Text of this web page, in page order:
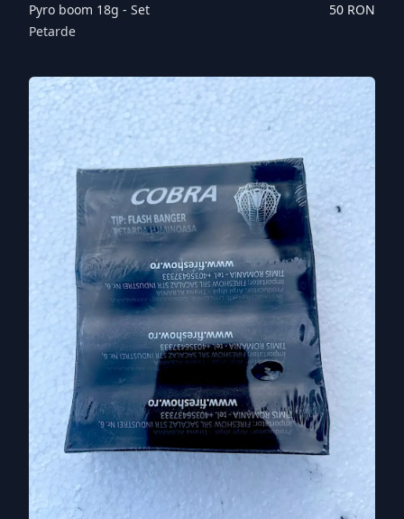
Pyro boom 18g - Set
Petarde
50 RON